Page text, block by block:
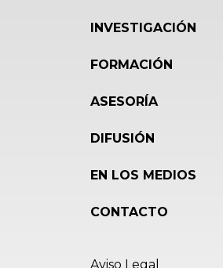
INVESTIGACIÓN
FORMACIÓN
ASESORÍA
DIFUSIÓN
EN LOS MEDIOS
CONTACTO
Aviso Legal